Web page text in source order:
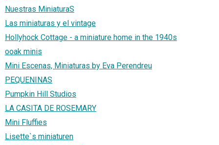
Nuestras MiniaturaS
Las miniaturas y el vintage
Hollyhock Cottage - a miniature home in the 1940s
ooak minis
Mini Escenas, Miniaturas by Eva Perendreu
PEQUENINAS
Pumpkin Hill Studios
LA CASITA DE ROSEMARY
Mini Fluffies
Lisette`s miniaturen